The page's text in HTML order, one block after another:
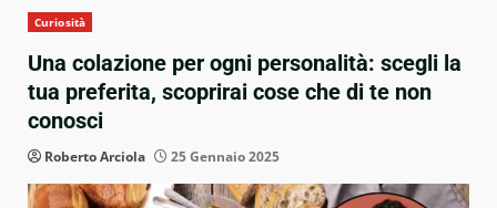
Curiosità
Una colazione per ogni personalità: scegli la
tua preferita, scoprirai cose che di te non
conosci
Roberto Arciola 25 Gennaio 2025